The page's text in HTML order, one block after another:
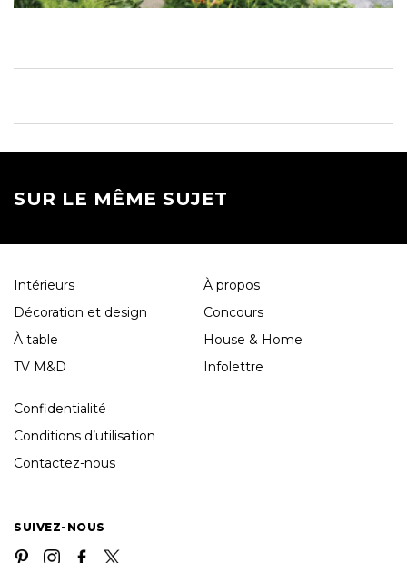
SUR LE MÊME SUJET
Intérieurs
Décoration et design
À table
TV M&D
À propos
Concours
House & Home
Infolettre
Confidentialité
Conditions d’utilisation
Contactez-nous
SUIVEZ-NOUS